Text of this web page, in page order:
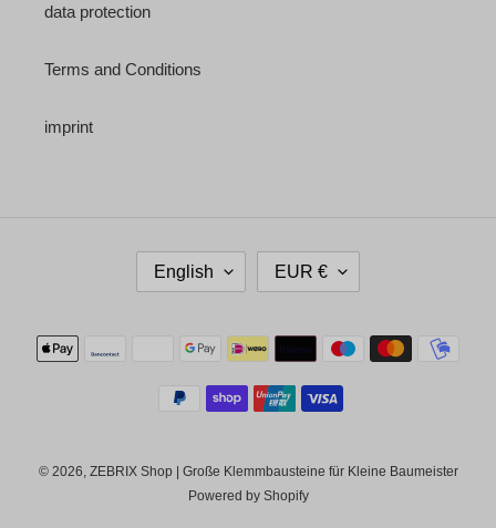
data protection
Terms and Conditions
imprint
English
E
C
EUR €
Payment
methods
© 2026, ZEBRIX Shop | Große Klemmbausteine für Kleine Baumeister
Powered by Shopify